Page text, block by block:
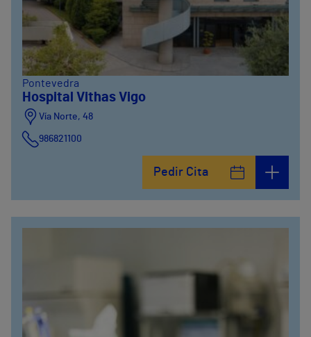
Pontevedra
Hospital Vithas Vigo
Vía Norte, 48
986821100
Pedir Cita